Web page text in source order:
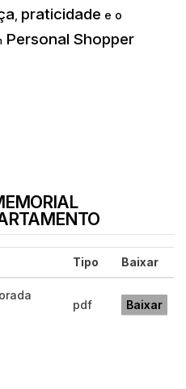
praticidade e o
Personal Shopper
Tipo Baixar
pdf Baixar